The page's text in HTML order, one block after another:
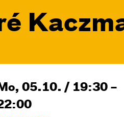
05.10. / 19:30 –